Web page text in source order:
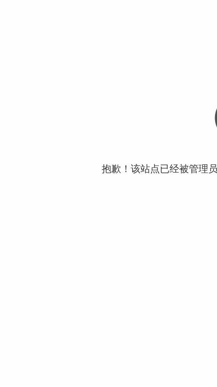
抱歉！该站点已经被管理